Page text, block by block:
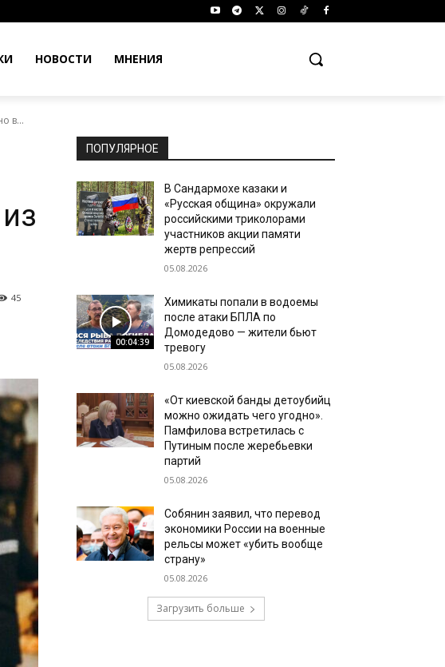
НОВОСТИ МНЕНИЯ
в...
45
ПОПУЛЯРНОЕ
В Сандармохе казаки и
«Русская община» окружали
российскими триколорами
участников акции памяти
жертв репрессий
05.08.2026
00:04:39
Химикаты попали в водоемы
после атаки БПЛА по
Домодедово — жители бьют
тревогу
05.08.2026
«От киевской банды детоубийц
можно ожидать чего угодно».
Памфилова встретилась с
Путиным после жеребьевки
партий
05.08.2026
Собянин заявил, что перевод
экономики России на военные
рельсы может «убить вообще
страну»
05.08.2026
Загрузить больше